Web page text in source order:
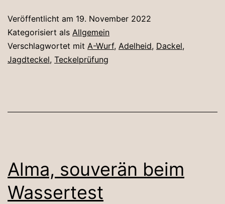
Veröffentlicht am 19. November 2022
Kategorisiert als Allgemein
Verschlagwortet mit A-Wurf, Adelheid, Dackel,
Jagdteckel, Teckelprüfung
Alma, souverän beim
Wassertest